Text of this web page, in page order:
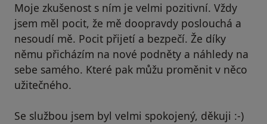
Moje zkušenost s ním je velmi pozitivní. Vždy
jsem měl pocit, že mě doopravdy poslouchá a
nesoudí mě. Pocit přijetí a bezpečí. Že díky
němu přicházím na nové podněty a náhledy na
sebe samého. Které pak můžu proměnit v něco
užitečného.
Se službou jsem byl velmi spokojený, děkuji :-)